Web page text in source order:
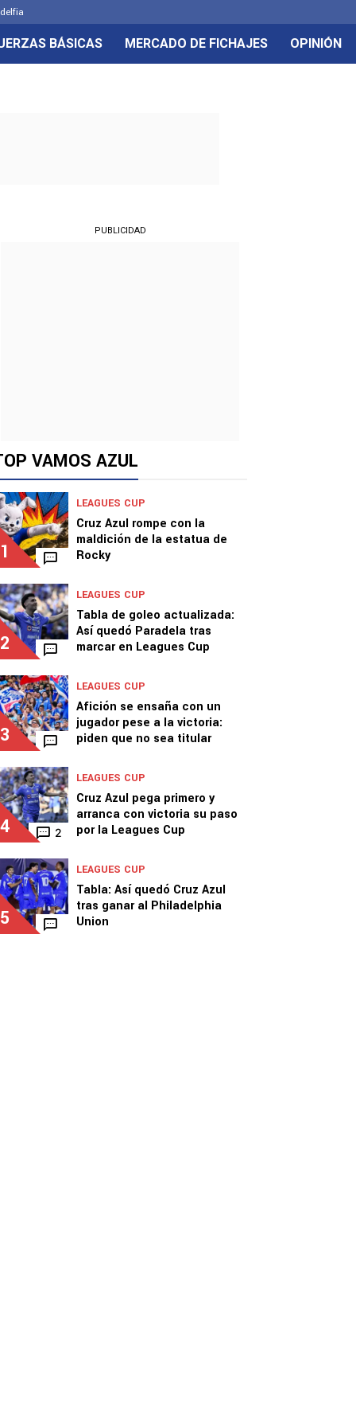
BÁSICAS MERCADO DE FICHAJES OPINIÓN
PUBLICIDAD
VAMOS AZUL
1
LEAGUES CUP
Cruz Azul rompe con la
maldición de la estatua de
Rocky
2
LEAGUES CUP
Tabla de goleo actualizada:
Así quedó Paradela tras
marcar en Leagues Cup
3
LEAGUES CUP
Afición se ensaña con un
jugador pese a la victoria:
piden que no sea titular
4 2
LEAGUES CUP
Cruz Azul pega primero y
arranca con victoria su paso
por la Leagues Cup
5
LEAGUES CUP
Tabla: Así quedó Cruz Azul
tras ganar al Philadelphia
Union